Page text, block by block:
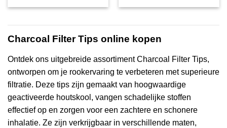
Charcoal Filter Tips online kopen
Ontdek ons uitgebreide assortiment Charcoal Filter Tips,
ontworpen om je rookervaring te verbeteren met superieure
filtratie. Deze tips zijn gemaakt van hoogwaardige
geactiveerde houtskool, vangen schadelijke stoffen
effectief op en zorgen voor een zachtere en schonere
inhalatie. Ze zijn verkrijgbaar in verschillende maten,